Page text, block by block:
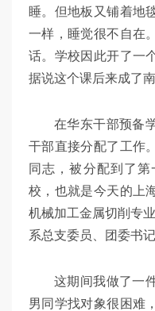
睡。但地板又铺着地
一样，睡觉很不自在
话。学校因此开了一
据说这个课后来成了
在华东干部预备
干部直接分配了工作
同志，被分配到了
校，也就是今天的上
机械加工金属切削专
系总支委员、团委书记
这期间我做了一
男同学找对象很困难